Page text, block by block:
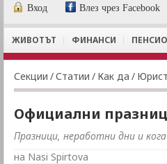
Вход Влез чрез Facebook
ЖИВОТЪТ ФИНАНСИ
Секции /Статии / Как да / Юрист
Официални
Празници, неработни дни и
на Nasi Spirtova